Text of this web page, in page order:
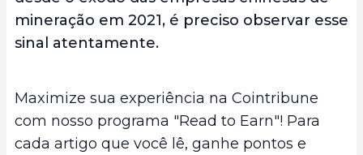
mineração em 2021, é preciso observar esse
sinal atentamente.
Maximize sua experiência na Cointribune
com nosso programa "Read to Earn"! Para
cada artigo que você lê, ganhe pontos e